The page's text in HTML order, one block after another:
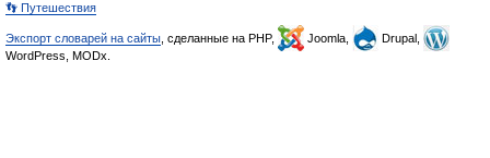
👣 Путешествия
Экспорт словарей на сайты , сделанные на PHP, Joomla,
Drupal,
WordPress, MODx.